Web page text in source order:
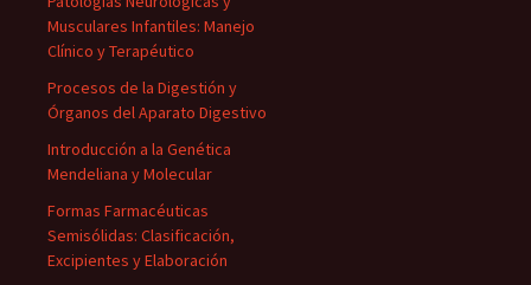
Musculares Infantiles: Manejo
Clínico y Terapéutico
Procesos de la Digestión y
Órganos del Aparato Digestivo
Introducción a la Genética
Mendeliana y Molecular
Formas Farmacéuticas
Semisólidas: Clasificación,
Excipientes y Elaboración